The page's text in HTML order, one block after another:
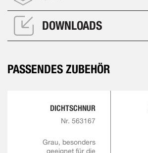
DOWNLOADS
PASSENDES ZUBEHÖR
DICHTSCHNUR
Nr. 563167
Grau, besonders
geeignet für die